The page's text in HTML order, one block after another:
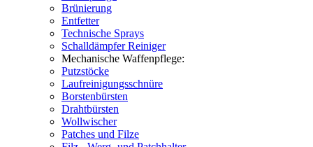
Brünierung
Entfetter
Technische Sprays
Schalldämpfer Reiniger
Mechanische Waffenpflege:
Putzstöcke
Laufreinigungsschnüre
Borstenbürsten
Drahtbürsten
Wollwischer
Patches und Filze